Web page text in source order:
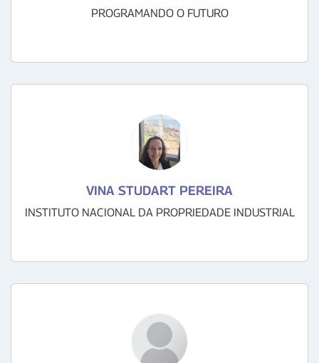
PROGRAMANDO O FUTURO
VINA STUDART PEREIRA
INSTITUTO NACIONAL DA PROPRIEDADE INDUSTRIAL